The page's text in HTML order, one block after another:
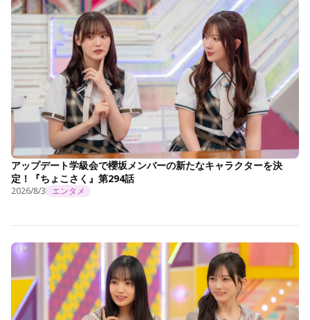
アップデート学級会で櫻坂メンバーの新たなキャラクターを決
定！『ちょこさく』第294話
2026/8/3 エンタメ